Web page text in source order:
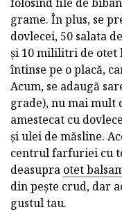
grame. În plus, se
dovlecei, 50 salata
și 10 mililitri de otet
întinse pe o placă,
Acum, se adaugă
grade), nu mai mult
amestecat cu
și ulei de măsline.
centrul farfuriei cu
deasupra otet
din pește crud, dar
gustul tau.